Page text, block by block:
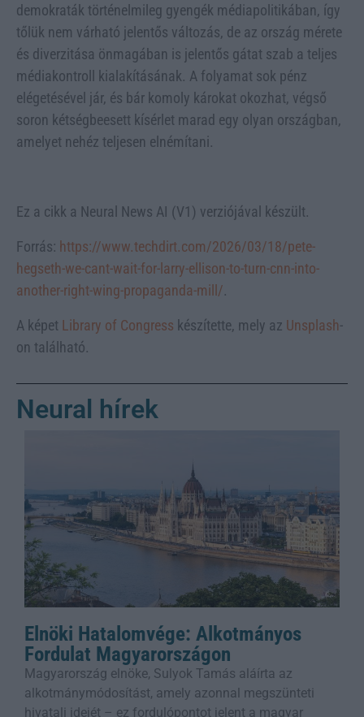
demokraták történelmileg gyengék médiapolitikában, így
tőlük nem várható jelentős változás, de az ország mérete
és diverzitása önmagában is jelentős gátat szab a teljes
médiakontroll kialakításának. A folyamat sok pénz
elégetésével jár, és bár komoly károkat okozhat, végső
soron kétségbeesett kísérlet marad egy olyan országban,
amelyet nehéz teljesen elnémítani.
Ez a cikk a Neural News AI (V1) verziójával készült.
Forrás: https://www.techdirt.com/2026/03/18/pete-
hegseth-we-cant-wait-for-larry-ellison-to-turn-cnn-into-
another-right-wing-propaganda-mill/.
A képet Library of Congress készítette, mely az Unsplash-
on található.
Neural hírek
Elnöki Hatalomvége: Alkotmányos
Fordulat Magyarországon
Magyarország elnöke, Sulyok Tamás aláírta az
alkotmánymódosítást, amely azonnal megszünteti
hivatali idejét – ez fordulópontot jelent a magyar